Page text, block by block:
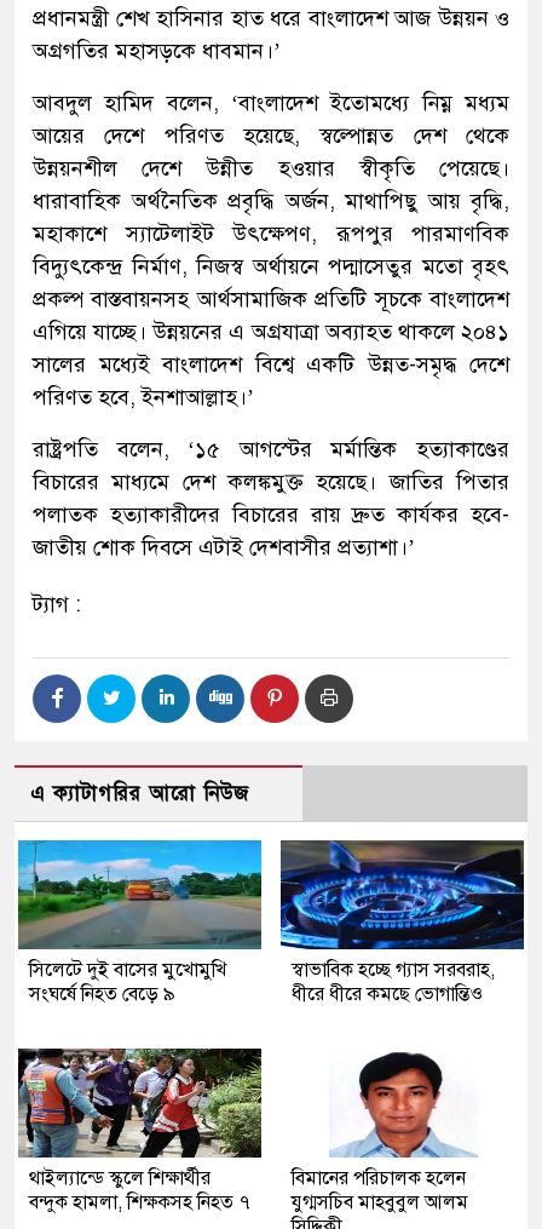
প্রধানমন্ত্রী শেখ হাসিনার হাত ধরে বাংলাদেশ আজ উন্নয়ন ও
অগ্রগতির মহাসড়কে ধাবমান।’
আবদুল হামিদ বলেন, ‘বাংলাদেশ ইতোমধ্যে নিম্ন মধ্যম
আয়ের দেশে পরিণত হয়েছে, স্বল্পোন্নত দেশ থেকে
উন্নয়নশীল দেশে উন্নীত হওয়ার স্বীকৃতি পেয়েছে।
ধারাবাহিক অর্থনৈতিক প্রবৃদ্ধি অর্জন, মাথাপিছু আয় বৃদ্ধি,
মহাকাশে স্যাটেলাইট উৎক্ষেপণ, রূপপুর পারমাণবিক
বিদ্যুৎকেন্দ্র নির্মাণ, নিজস্ব অর্থায়নে পদ্মাসেতুর মতো বৃহৎ
প্রকল্প বাস্তবায়নসহ আর্থসামাজিক প্রতিটি সূচকে বাংলাদেশ
এগিয়ে যাচ্ছে। উন্নয়নের এ অগ্রযাত্রা অব্যাহত থাকলে ২০৪১
সালের মধ্যেই বাংলাদেশ বিশ্বে একটি উন্নত-সমৃদ্ধ দেশে
পরিণত হবে, ইনশাআল্লাহ।’
রাষ্ট্রপতি বলেন, ‘১৫ আগস্টের মর্মান্তিক হত্যাকাণ্ডের
বিচারের মাধ্যমে দেশ কলঙ্কমুক্ত হয়েছে। জাতির পিতার
পলাতক হত্যাকারীদের বিচারের রায় দ্রুত কার্যকর হবে-
জাতীয় শোক দিবসে এটাই দেশবাসীর প্রত্যাশা।’
ট্যাগ :
এ ক্যাটাগরির আরো নিউজ
সিলেটে দুই বাসের মুখোমুখি
সংঘর্ষে নিহত বেড়ে ৯
স্বাভাবিক হচ্ছে গ্যাস সরবরাহ,
ধীরে ধীরে কমছে ভোগান্তিও
থাইল্যান্ডে স্কুলে শিক্ষার্থীর
বন্দুক হামলা, শিক্ষকসহ নিহত ৭
বিমানের পরিচালক হলেন
যুগ্মসচিব মাহবুবুল আলম